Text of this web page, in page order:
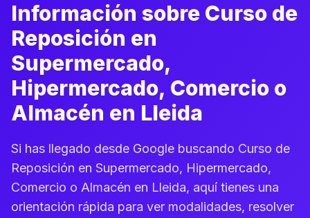
Información sobre Curso de
Reposición en
Supermercado,
Hipermercado, Comercio o
Almacén en Lleida
Si has llegado desde Google buscando Curso de
Reposición en Supermercado, Hipermercado,
Comercio o Almacén en Lleida, aquí tienes una
orientación rápida para ver modalidades, resolver